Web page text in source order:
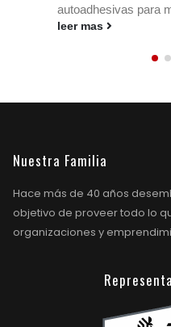
medidas, materiales
leer mas
Nuestra Familia
Hace más de 40 años
objetivo de proveer todo lo
organizaciones y